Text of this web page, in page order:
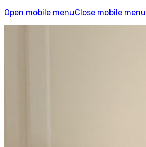
Open mobile menuClose mobile menu